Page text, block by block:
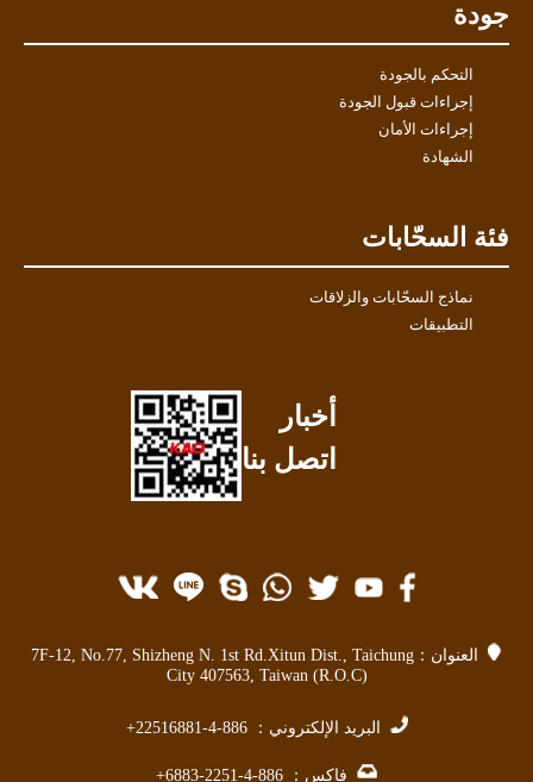
جودة
التحكم بالجودة
إجراءات قبول الجودة
إجراءات الأمان
الشهادة
فئة السحّابات
نماذج السحّابات والزلاقات
التطبيقات
أخبار
اتصل بنا
العنوان： 7F-12, No.77, Shizheng N. 1st Rd.Xitun Dist., Taichung
City 407563, Taiwan (R.O.C)
البريد الإلكتروني：886-4-22516881+
فاكس： 886-4-2251-6883+